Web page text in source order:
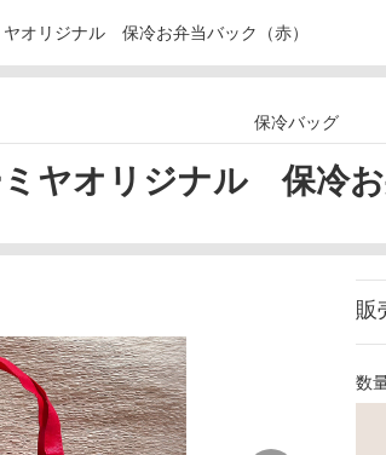
ヤオリジナル 保冷お弁当バック（赤）
保冷バッグ
ヤオリジナル 保冷
販
数